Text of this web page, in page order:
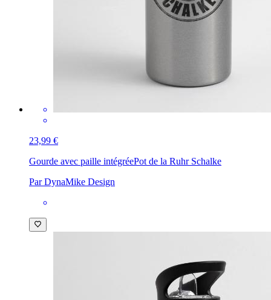
23,99 €
Gourde avec paille intégréePot de la Ruhr Schalke
Par DynaMike Design